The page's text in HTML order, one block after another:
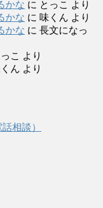
かな に とっこ より
かな に 味くん より
かな に 長文になっ
こ より
ん より
相談）